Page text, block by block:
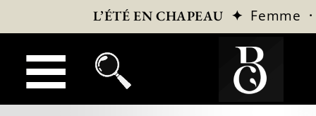
L’ÉTÉ EN CHAPEAU ✦ Femme